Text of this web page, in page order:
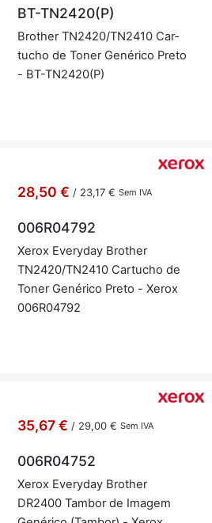
BT-TN2420(P)
Brother TN2420/TN2410 Car­
tucho de Toner Ge­né­rico Preto
- BT-TN2420(P)
28,50 € / 23,17 € Sem IVA
006R04792
Xerox Everyday Brother
TN2420/TN2410 Car­tucho de
Toner Ge­né­rico Preto - Xerox
006R04792
35,67 € / 29,00 € Sem IVA
006R04752
Xerox Everyday Brother
DR2400 Tambor de Imagem